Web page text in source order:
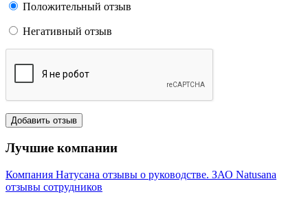
Положительный отзыв
Негативный отзыв
Лучшие компании
Компания Натусана отзывы о руководстве. ЗАО Natusana
отзывы сотрудников